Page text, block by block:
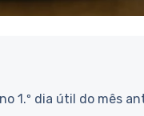
1.º dia útil do mês